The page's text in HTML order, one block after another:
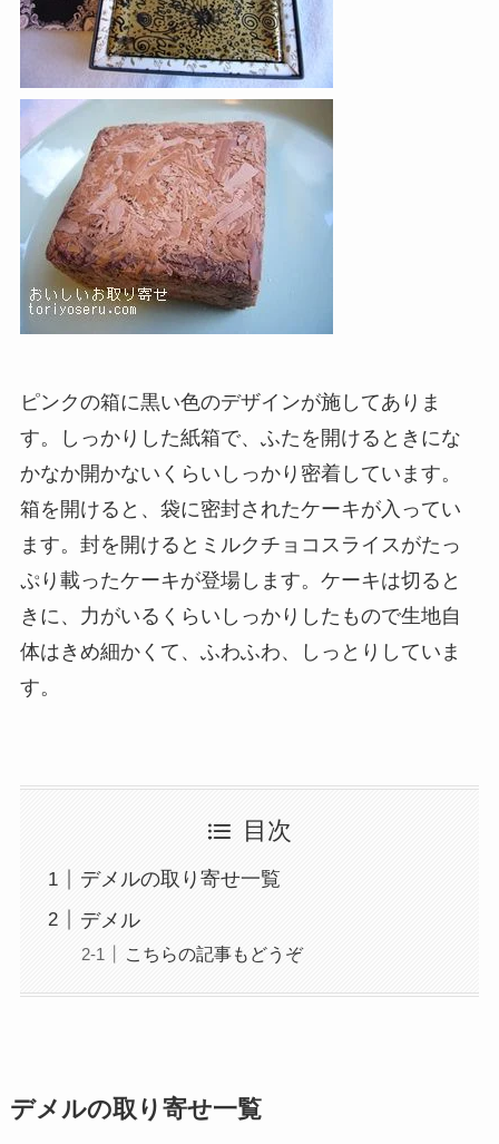
ピンクの箱に黒い色のデザインが施してありま
す。しっかりした紙箱で、ふたを開けるときにな
かなか開かないくらいしっかり密着しています。
箱を開けると、袋に密封されたケーキが入ってい
ます。封を開けるとミルクチョコスライスがたっ
ぷり載ったケーキが登場します。ケーキは切ると
きに、力がいるくらいしっかりしたもので生地自
体はきめ細かくて、ふわふわ、しっとりしていま
す。
目次
デメルの取り寄せ一覧
デメル
こちらの記事もどうぞ
デメルの取り寄せ一覧